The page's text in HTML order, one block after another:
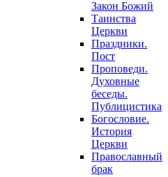
Закон Божий
Таинства
Церкви
Праздники.
Пост
Проповеди.
Духовные
беседы.
Публицистика
Богословие.
История
Церкви
Православный
брак